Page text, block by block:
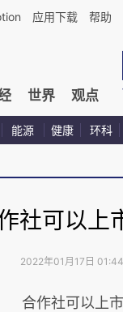
应用下载 帮助
世界 观点
能源 健康 环科
社可以上
2022年01月17日 01:44
合作社可以上市